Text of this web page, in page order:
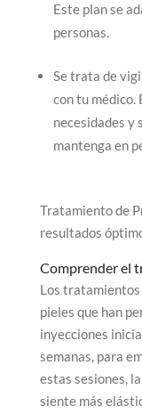
Este plan se
personas.
Se trata de
con tu médico.
necesidades y
mantenga en
Tratamiento de
resultados
Comprender el
Los
pieles que han
inyecciones
semanas, para
estas sesiones,
siente más